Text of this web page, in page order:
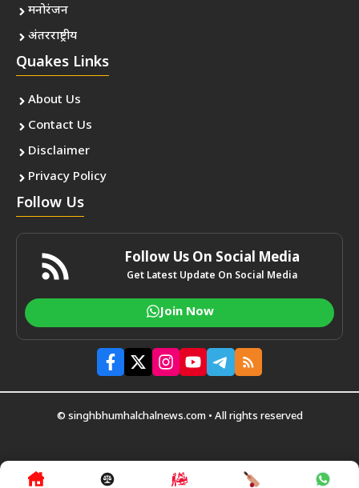
मनोरंजन
अंतरराष्ट्रीय
Quakes Links
About Us
Contact Us
Disclaimer
Privacy Policy
Follow Us
Follow Us On Social Media
Get Latest Update On Social Media
Join Now
© singhbhumhalchalnews.com • All rights reserved